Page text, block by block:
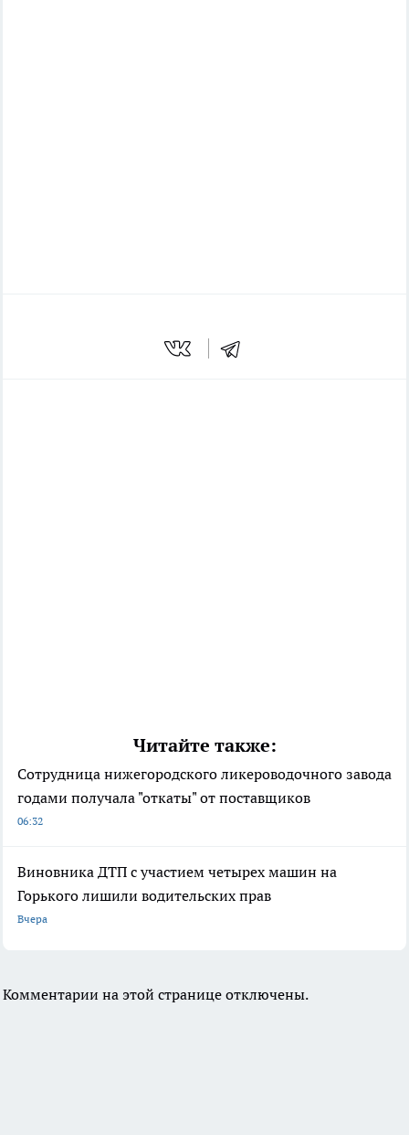
Читайте также:
Сотрудница нижегородского ликероводочного завода
годами получала "откаты" от поставщиков
06:32
Виновника ДТП с участием четырех машин на
Горького лишили водительских прав
Вчера
Комментарии на этой странице отключены.